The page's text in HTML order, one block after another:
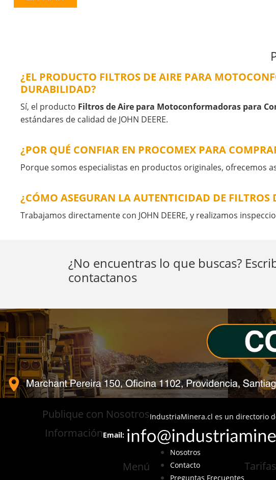
¿EL PRODUCTO FILTROS DE AIRE PARA
DURABILIDAD?
Sí, el producto Filtros de Aire para Motoconformadoras para
estándares de calidad de JOHN DEERE.
¿POR QUÉ CONFIAR EN PROCOMEX PARA
Porque somos especialistas en productos originales, ofrecemos
¿CÓMO ASEGURAN LA AUTENTICIDAD DE
Trabajamos directamente con JOHN DEERE, y realizamos
¿No encuentras lo que buscas?
contactanos
Publique con NosotrosIndustriaMinera.cl es un directorio
InformaciónEmail:
Menú
Nosotros
Contacto
Preguntas Frecuentes